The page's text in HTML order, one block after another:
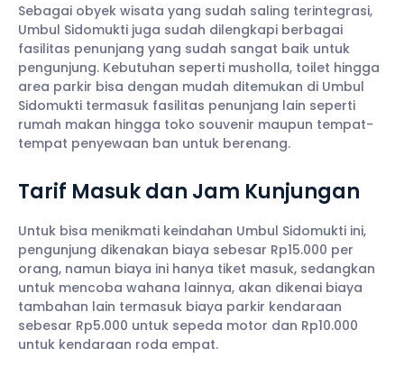
Sebagai obyek wisata yang sudah saling terintegrasi,
Umbul Sidomukti juga sudah dilengkapi berbagai
fasilitas penunjang yang sudah sangat baik untuk
pengunjung. Kebutuhan seperti musholla, toilet hingga
area parkir bisa dengan mudah ditemukan di Umbul
Sidomukti termasuk fasilitas penunjang lain seperti
rumah makan hingga toko souvenir maupun tempat-
tempat penyewaan ban untuk berenang.
Tarif Masuk dan Jam Kunjungan
Untuk bisa menikmati keindahan Umbul Sidomukti ini,
pengunjung dikenakan biaya sebesar Rp15.000 per
orang, namun biaya ini hanya tiket masuk, sedangkan
untuk mencoba wahana lainnya, akan dikenai biaya
tambahan lain termasuk biaya parkir kendaraan
sebesar Rp5.000 untuk sepeda motor dan Rp10.000
untuk kendaraan roda empat.